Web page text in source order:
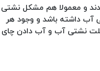
و معمولا هم مشکل نشتی
آب داشته باشد و وجود هر
نشتی آب و آب دادن چای